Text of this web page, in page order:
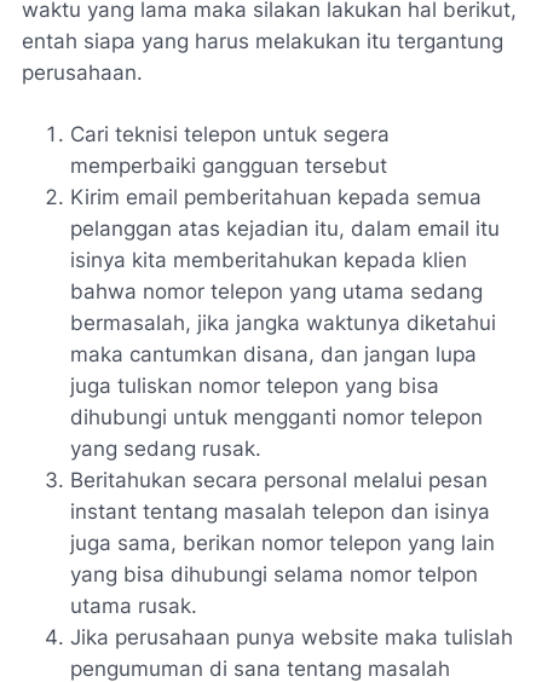
waktu yang lama maka silakan lakukan hal berikut,
entah siapa yang harus melakukan itu tergantung
perusahaan.
Cari teknisi telepon untuk segera
memperbaiki gangguan tersebut
Kirim email pemberitahuan kepada semua
pelanggan atas kejadian itu, dalam email itu
isinya kita memberitahukan kepada klien
bahwa nomor telepon yang utama sedang
bermasalah, jika jangka waktunya diketahui
maka cantumkan disana, dan jangan lupa
juga tuliskan nomor telepon yang bisa
dihubungi untuk mengganti nomor telepon
yang sedang rusak.
Beritahukan secara personal melalui pesan
instant tentang masalah telepon dan isinya
juga sama, berikan nomor telepon yang lain
yang bisa dihubungi selama nomor telpon
utama rusak.
Jika perusahaan punya website maka tulislah
pengumuman di sana tentang masalah